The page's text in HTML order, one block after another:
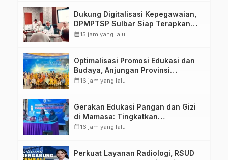
Dukung Digitalisasi Kepegawaian,
DPMPTSP Sulbar Siap Terapkan
Aplikasi FLEKSI ASN
calendar_month15 jam yang lalu
Optimalisasi Promosi Edukasi dan
Budaya, Anjungan Provinsi
Sulawesi Barat Perkuat Kolaborasi
calendar_month16 jam yang lalu
Gerakan Edukasi Pangan dan Gizi
di Mamasa: Tingkatkan
Pengetahuan dan Keterampilan
calendar_month16 jam yang lalu
Perkuat Layanan Radiologi, RSUD